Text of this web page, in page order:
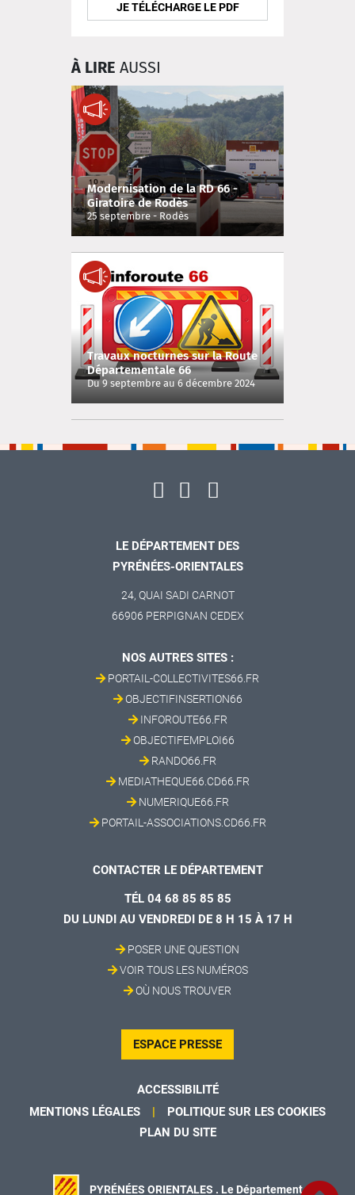
JE TÉLÉCHARGE LE PDF
À LIRE AUSSI
Modernisation de la RD 66 -
Giratoire de Rodès
25 septembre - Rodès
Travaux nocturnes sur la Route
Départementale 66
Du 9 septembre au 6 décembre 2024
LE DÉPARTEMENT DES
PYRÉNÉES-ORIENTALES
24, QUAI SADI CARNOT
66906 PERPIGNAN CEDEX
NOS AUTRES SITES :
PORTAIL-COLLECTIVITES66.FR
OBJECTIFINSERTION66
INFOROUTE66.FR
OBJECTIFEMPLOI66
RANDO66.FR
MEDIATHEQUE66.CD66.FR
NUMERIQUE66.FR
PORTAIL-ASSOCIATIONS.CD66.FR
CONTACTER LE DÉPARTEMENT
TÉL 04 68 85 85 85
DU LUNDI AU VENDREDI DE 8 H 15 À 17 H
POSER UNE QUESTION
VOIR TOUS LES NUMÉROS
OÙ NOUS TROUVER
ESPACE PRESSE
ACCESSIBILITÉ
MENTIONS LÉGALES
POLITIQUE SUR LES COOKIES
PLAN DU SITE
PYRÉNÉES ORIENTALES . Le Département